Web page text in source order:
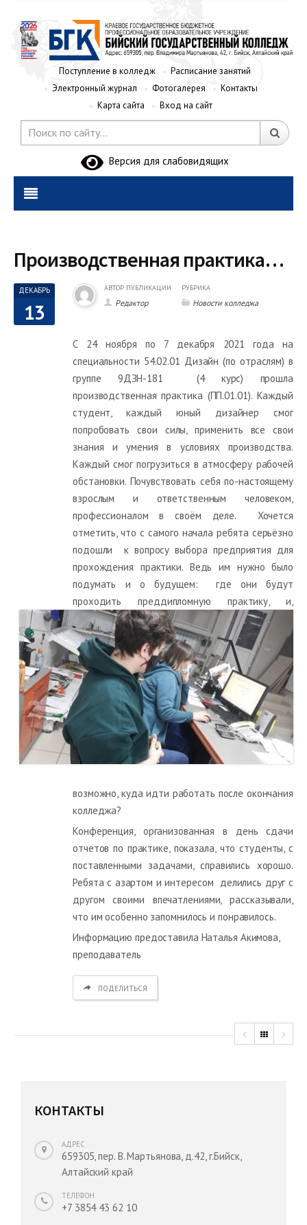
Поступление в колледж
Расписание занятий
Электронный журнал
Фотогалерея
Контакты
Карта сайта
Вход на сайт
Версия для слабовидящих
Производственная практика…
ДЕКАБРЬ
13
АВТОР ПУБЛИКАЦИИ
Редактор
РУБРИКА
Новости колледжа
С 24 ноября по 7 декабря 2021 года на
специальности 54.02.01 Дизайн (по отраслям) в
группе 9ДЗН-181 (4 курс) прошла
производственная практика (ПП.01.01). Каждый
студент, каждый юный дизайнер смог
попробовать свои силы, применить все свои
знания и умения в условиях производства.
Каждый смог погрузиться в атмосферу рабочей
обстановки. Почувствовать себя по-настоящему
взрослым и ответственным человеком,
профессионалом в своём деле. Хочется
отметить, что с самого начала ребята серьёзно
подошли к вопросу выбора предприятия для
прохождения практики. Ведь им нужно было
подумать и о будущем: где они будут
проходить пред дипломную практику, и,
возможно, куда идти работать после окончания
колледжа?
Конференция, организованная в день сдачи
отчетов по практике, показала, что студенты, с
поставленными задачами, справились хорошо.
Ребята с азартом и интересом делились друг с
другом своими впечатлениями, рассказывали,
что им особенно запомнилось и понравилось.
Информацию предоставила Наталья Акимова,
преподаватель
ПОДЕЛИТЬСЯ
КОНТАКТЫ
АДРЕС
659305, пер. В. Мартьянова, д.42, г.Бийск,
Алтайский край
ТЕЛЕФОН
+7 3854 43 62 10